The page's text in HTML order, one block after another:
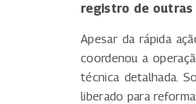
registro de
Apesar da rápida
coordenou a
técnica detalhada.
liberado para